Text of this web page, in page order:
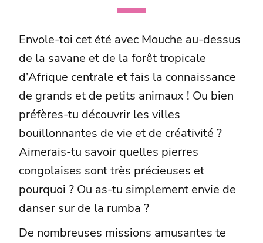
Envole-toi cet été avec Mouche au-dessus
de la savane et de la forêt tropicale
d’Afrique centrale et fais la connaissance
de grands et de petits animaux ! Ou bien
préfères-tu découvrir les villes
bouillonnantes de vie et de créativité ?
Aimerais-tu savoir quelles pierres
congolaises sont très précieuses et
pourquoi ? Ou as-tu simplement envie de
danser sur de la rumba ?
De nombreuses missions amusantes te